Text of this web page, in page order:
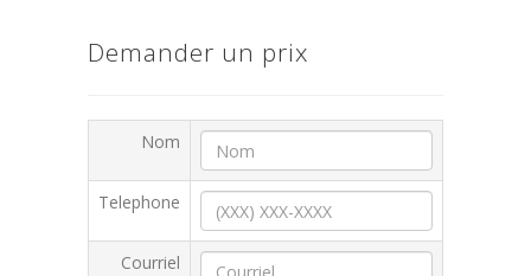
Demander un prix
Nom
Telephone
Courriel